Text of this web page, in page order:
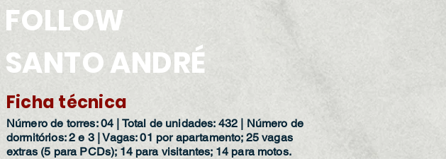
Ficha técnica
FOLLOW
SANTO ANDRÉ
Número de torres: 04 | Total de unidades: 432 | Número de
dormitórios: 2 e 3 | Vagas: 01 por apartamento; 25 vagas
extras (5 para PCDs); 14 para visitantes; 14 para motos.